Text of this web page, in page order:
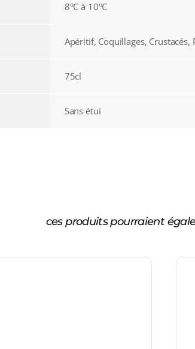
8°C à 10°C
Apéritif, Coquillages, Crustacés,
75cl
Sans étui
ces produits pourraient